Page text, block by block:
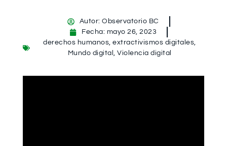
Autor: Observatorio BC
Fecha: mayo 26, 2023
derechos humanos,extractivismos digitales,
Mundo digital , Violencia digital